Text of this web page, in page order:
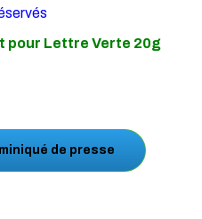
pour Lettre Verte 20g
de presse